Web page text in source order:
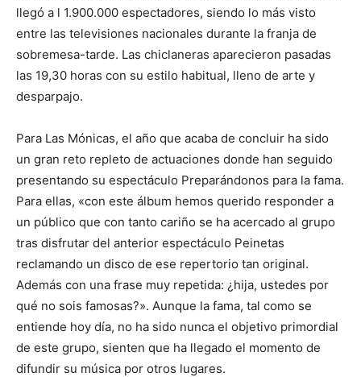
llegó a l 1.900.000 espectadores, siendo lo más visto
entre las televisiones nacionales durante la franja de
sobremesa-tarde. Las chiclaneras aparecieron pasadas
las 19,30 horas con su estilo habitual, lleno de arte y
desparpajo.
Para Las Mónicas, el año que acaba de concluir ha sido
un gran reto repleto de actuaciones donde han seguido
presentando su espectáculo Preparándonos para la fama.
Para ellas, «con este álbum hemos querido responder a
un público que con tanto cariño se ha acercado al grupo
tras disfrutar del anterior espectáculo Peinetas
reclamando un disco de ese repertorio tan original.
Además con una frase muy repetida: ¿hija, ustedes por
qué no sois famosas?». Aunque la fama, tal como se
entiende hoy día, no ha sido nunca el objetivo primordial
de este grupo, sienten que ha llegado el momento de
difundir su música por otros lugares.